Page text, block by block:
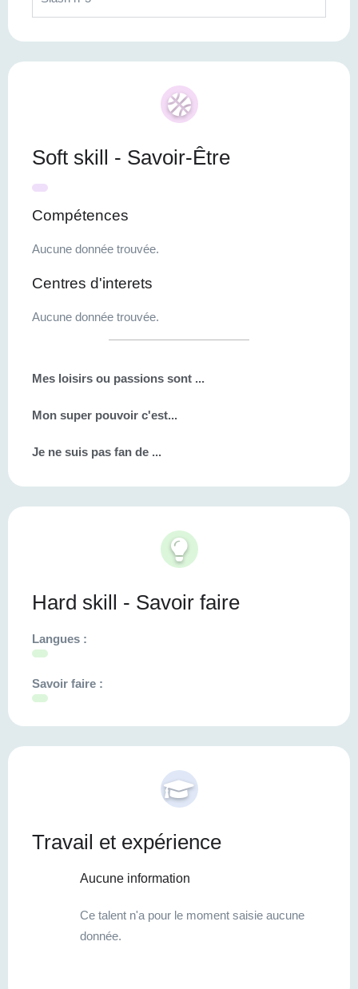
Soft skill - Savoir-Être
Compétences
Aucune donnée trouvée.
Centres d'interets
Aucune donnée trouvée.
Mes loisirs ou passions sont ...
Mon super pouvoir c'est...
Je ne suis pas fan de ...
Hard skill - Savoir faire
Langues :
Savoir faire :
Travail et expérience
Aucune information
Ce talent n'a pour le moment saisie aucune
donnée.